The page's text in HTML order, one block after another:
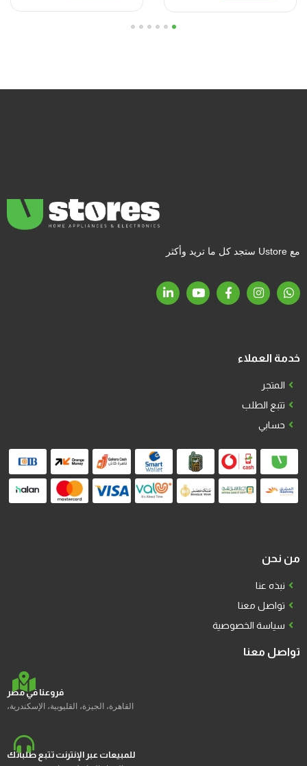
1
2
مع Ustore ستجد كل ما تريد وأكثر
خدمة العملاء
المتجر
تتبع الطلب
حسابي
من نحن
نبذه عنا
تواصل معنا
سياسة الخصوصية
تواصل معنا
فروعنا في مصر
القاهرة، الجيزة، القليوبية، الإسكندرية،
للمبيعات عبر الإنترنت تتبع طلباتك